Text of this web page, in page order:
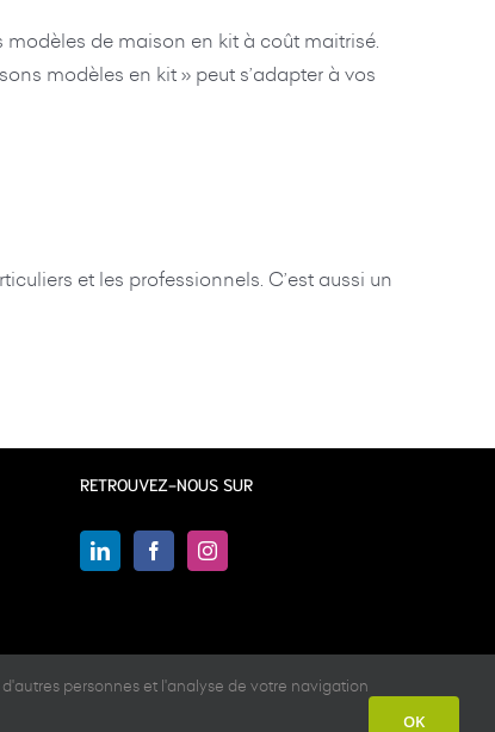
de maison en kit à coût maitrisé.
modèles en kit » peut s’adapter à vos
et les professionnels. C’est aussi un
RETROUVEZ-NOUS SUR
personnes et l'analyse de votre navigation
OK